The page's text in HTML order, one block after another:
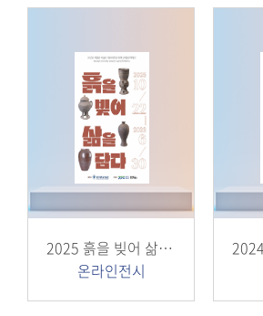
2025 흙을 빚어 삶을 담다
온라인전시